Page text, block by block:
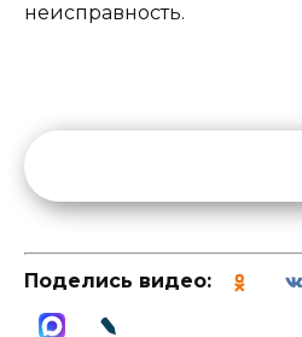
неисправность.
Поделись видео: